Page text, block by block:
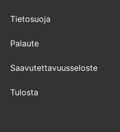
Tietosuoja
Palaute
Saavutettavuusseloste
Tulosta